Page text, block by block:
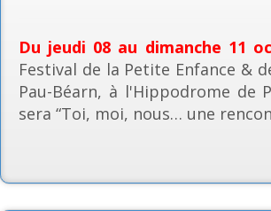
Du jeudi 08 au dimanche 11
Festival de la Petite Enfance &
Pau-Béarn, à l'Hippodrome de
sera “Toi, moi, nous… une